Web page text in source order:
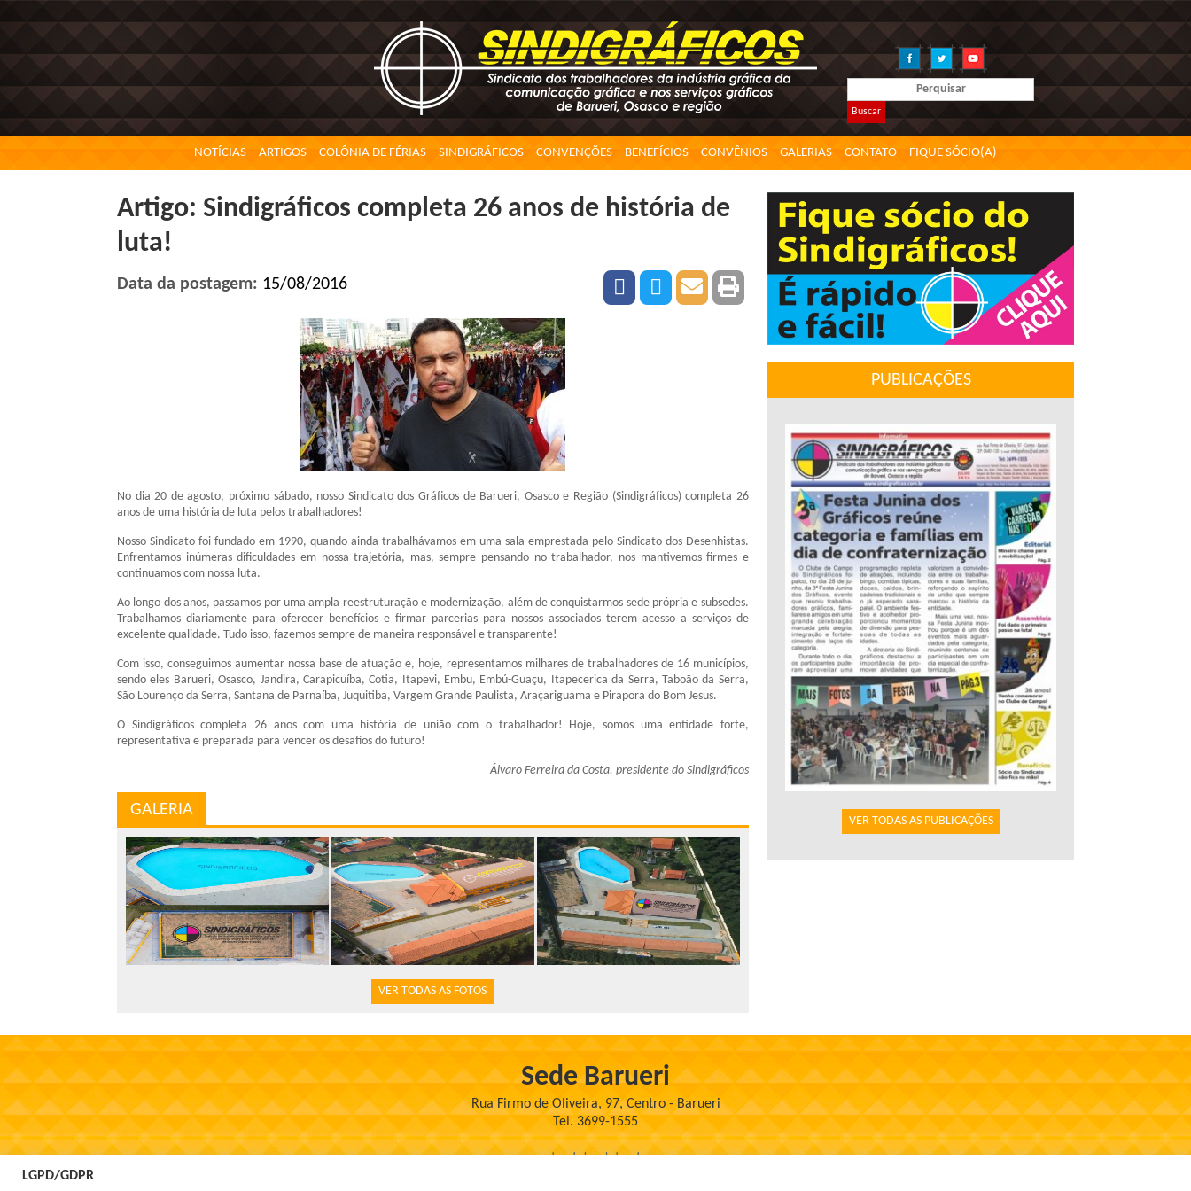
Buscar
NOTÍCIAS ARTIGOS COLÔNIA DE FÉRIAS SINDIGRÁFICOS CONVENÇÕES BENEFÍCIOS CONVÊNIOS GALERIAS CONTATO FIQUE SÓCIO(A)
Artigo: Sindigráficos completa 26 anos de história de
luta!
Data da postagem: 15/08/2016
No dia 20 de agosto, próximo sábado, nosso Sindicato dos Gráficos de Barueri, Osasco e Região (Sindigráficos) completa 26
anos de uma história de luta pelos trabalhadores!
Nosso Sindicato foi fundado em 1990, quando ainda trabalhávamos em uma sala emprestada pelo Sindicato dos Desenhistas.
Enfrentamos inúmeras dificuldades em nossa trajetória, mas, sempre pensando no trabalhador, nos mantivemos firmes e
continuamos com nossa luta.
Ao longo dos anos, passamos por uma ampla reestruturação e modernização, além de conquistarmos sede própria e subsedes.
Trabalhamos diariamente para oferecer benefícios e firmar parcerias para nossos associados terem acesso a serviços de
excelente qualidade. Tudo isso, fazemos sempre de maneira responsável e transparente!
Com isso, conseguimos aumentar nossa base de atuação e, hoje, representamos milhares de trabalhadores de 16 municípios,
sendo eles Barueri, Osasco, Jandira, Carapicuíba, Cotia, Itapevi, Embu, Embú-Guaçu, Itapecerica da Serra, Taboão da Serra,
São Lourenço da Serra, Santana de Parnaíba, Juquitiba, Vargem Grande Paulista, Araçariguama e Pirapora do Bom Jesus.
O Sindigráficos completa 26 anos com uma história de união com o trabalhador! Hoje, somos uma entidade forte,
representativa e preparada para vencer os desafios do futuro!
Álvaro Ferreira da Costa, presidente do Sindigráficos
GALERIA
VER TODAS AS FOTOS
PUBLICAÇÕES
VER TODAS AS PUBLICAÇÕES
Sede Barueri
Rua Firmo de Oliveira, 97, Centro - Barueri
Tel. 3699-1555
LGPD/GDPR